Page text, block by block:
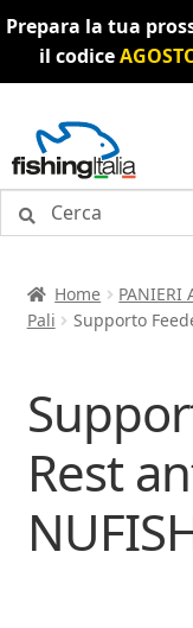
Prepara la tua
il codice
alla
navigazione
al
contenuto
Home PANIERI
Pali
Supporto
Rest